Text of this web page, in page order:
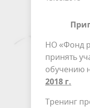
НО «Фонд
принять
обучению
2018 г.
Тренинг